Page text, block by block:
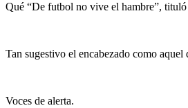
Qué “De futbol no vive el hambre”,
Tan sugestivo el encabezado como
Voces de alerta.